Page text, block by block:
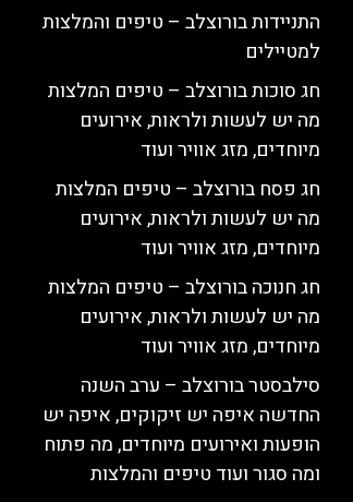
התניידות בורוצלב – טיפים והמלצות
למטיילים
חג סוכות בורוצלב – טיפים המלצות
מה יש לעשות ולראות, אירועים
מיוחדים, מזג אוויר ועוד
חג פסח בורוצלב – טיפים המלצות
מה יש לעשות ולראות, אירועים
מיוחדים, מזג אוויר ועוד
חג חנוכה בורוצלב – טיפים המלצות
מה יש לעשות ולראות, אירועים
מיוחדים, מזג אוויר ועוד
סילבסטר בורוצלב – ערב השנה
החדשה איפה יש זיקוקים, איפה יש
הופעות ואירועים מיוחדים, מה פתוח
ומה סגור ועוד טיפים והמלצות